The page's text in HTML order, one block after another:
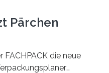
Pärchen
FACHPACK die neue